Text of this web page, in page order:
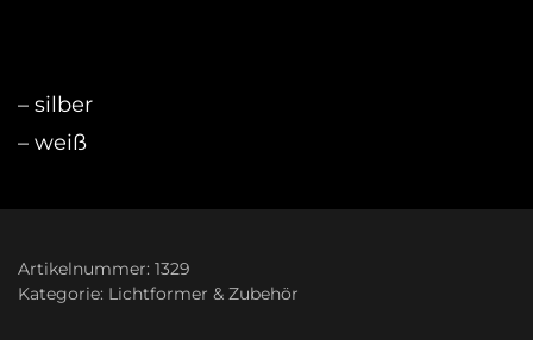
– silber
– weiß
Artikelnummer: 1329
Kategorie: Lichtformer & Zubehör